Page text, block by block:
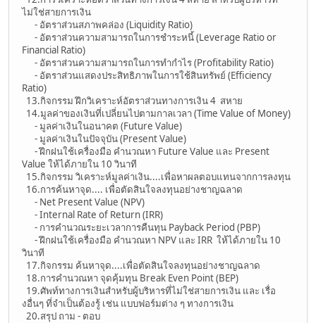
ไม่ใช่สายการเงิน
- อัตราส่วนสภาพคล่อง (Liquidity Ratio)
- อัตราส่วนความสามารถในการชำระหนี้ (Leverage Ratio or
Financial Ratio)
- อัตราส่วนความสามารถในการทำกำไร (Profitability Ratio)
- อัตราส่วนแสดงประสิทธิภาพในการใช้สินทรัพย์ (Efficiency
Ratio)
13.กิจกรรม ฝึกวิเคราะห์อัตราส่วนทางการเงิน 4 สหาย
14.มูลค่าของเงินที่เปลี่ยนไปตามกาลเวลา (Time Value of Money)
- มูลค่าเงินในอนาคต (Future Value)
- มูลค่าเงินในปัจจุบัน (Present Value)
- ฝึกฝนใช้เครื่องมือ คำนวณหา Future Value และ Present
Value ให้ได้ภายใน 10 วินาที
15.กิจกรรม วิเคราะห์มูลค่าเงิน....เพื่อหาผลตอบแทนจากการลงทุน
16.การค้นหาจุด.... เพื่อตัดสินใจลงทุนอย่างชาญฉลาด
- Net Present Value (NPV)
- Internal Rate of Return (IRR)
- การคำนวณระยะเวลาการคืนทุน Payback Period (PBP)
- ฝึกฝนใช้เครื่องมือ คำนวณหา NPV และ IRR ให้ได้ภายใน 10
วินาที
17.กิจกรรม ค้นหาจุด....เพื่อตัดสินใจลงทุนอย่างชาญฉลาด
18.การคำนวณหา จุดคุ้มทุน Break Even Point (BEP)
19.ศัพท์ทางการเงินสำหรับผู้บริหารที่ไม่ใช่สายการเงิน และ เรื่อ
งอื่นๆ ที่จำเป็นต้องรู้ เช่น แบบฟอร์มต่าง ๆ ทางการเงิน
20.สรุป ถาม - ตอบ